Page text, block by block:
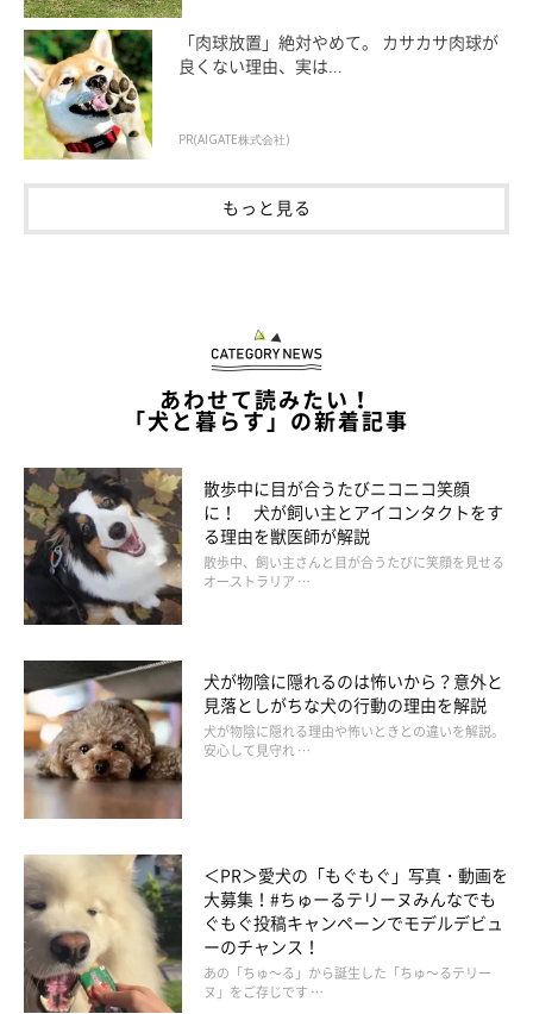
【よくわかる解説】ワクチン接種と寄生虫予防も忘れずに
教子ちゃんが教えてくれたように犬がかかりやすい感染症を予防
するために、任意のワクチン接種もぜひ受けましょう。子犬は母
親のおっぱいを飲むことで「移行抗体」という免疫をもらいま
日前後に1回目のワクチンを接種し、90〜100日前後に2回目、
120日前後に3回目の接種をします。
犬のワクチン接種はいくつか混合されたタイプがあります。地域
によってかかりやすい感染症もあるので、かかりつけの獣医さん
にどのようなワクチン接種が必要か相談してください。年1回を
目安に、ワクチン接種をすることが望ましいとされています。
迎え入れる子犬が、どんなワクチンを何回受けたのか、犬を迎え
る際にきちんと確認しておきましょう。
よく知られているフィラリア症は、蚊が媒介するフィラリアとい
う寄生虫が心臓や肺の血管に寄生し、犬の体をむしばみ、死に至
らせる深刻な病気。しかし毎年5月〜12月ぐらいにかけて月1回
の予防薬を飲ませることで、完全に予防できます。
そのほか、ノミやダニが皮膚に寄生するとかゆさから皮膚病など
によって媒介された感染症により、人間が命を落とした例も報告
されています。大切なのは予防と駆除。部屋のそうじをまめにし
て清潔な空間を保つのはもちろん、ノミとり首輪やシャンプーを
活用したり、皮膚にたらす薬液で対処する方法があります。気に
なるようなら、かかりつけの獣医さんに相談してみましょう。
「肉球放置」絶対やめて。 カサカサ肉球が
良くない理由、実は...
PR(AIGATE株式会社)
もっと見る
あわせて読みたい！
「犬と暮らす」の新着記事
散歩中に目が合うたびニコニコ笑顔
に！ 犬が飼い主とアイコンタクトをす
る理由を獣医師が解説
散歩中、飼い主さんと目が合うたびに笑顔を見せる
オーストラリア …
犬が物陰に隠れるのは怖いから？意外と
見落としがちな犬の行動の理由を解説
犬が物陰に隠れる理由や怖いときとの違いを解説。
安心して見守れ …
＜PR＞愛犬の「もぐもぐ」写真・動画を
大募集！#ちゅーるテリーヌみんなでも
ぐもぐ投稿キャンペーンでモデルデビュ
ーのチャンス！
あの「ちゅ～る」から誕生した「ちゅ～るテリー
ヌ」をご存じです …